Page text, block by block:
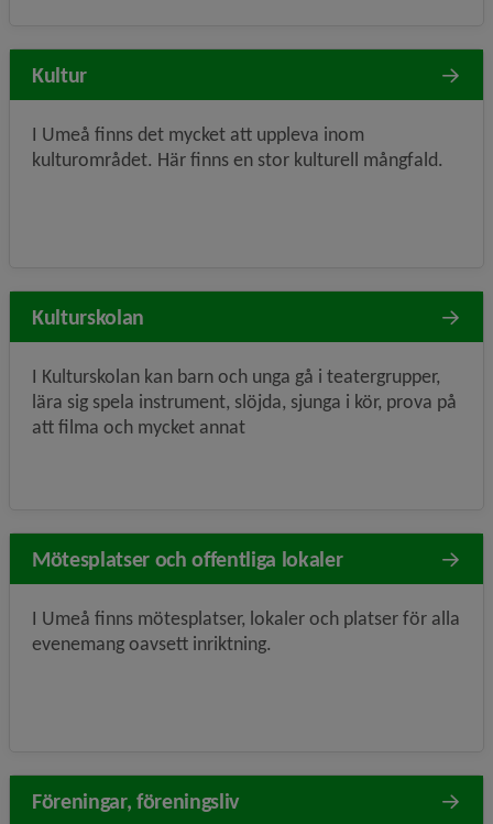
Kultur
I Umeå finns det mycket att uppleva inom
kulturområdet. Här finns en stor kulturell mångfald.
Kulturskolan
I Kulturskolan kan barn och unga gå i teatergrupper,
lära sig spela instrument, slöjda, sjunga i kör, prova på
att filma och mycket annat
Mötesplatser och offentliga lokaler
I Umeå finns mötesplatser, lokaler och platser för alla
evenemang oavsett inriktning.
Föreningar, föreningsliv